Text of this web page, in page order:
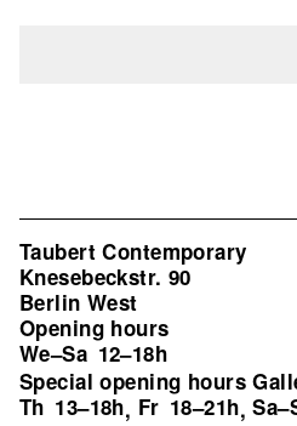
Taubert Contemporary
Knesebeckstr. 90
Berlin West
Opening hours
We–Sa 12–18h
Special opening hours
Th 13–18h, Fr 18–21h,